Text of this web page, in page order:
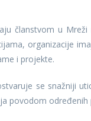
članstvom u
organizacije
i projekte.
se snažniji
povodom određenih